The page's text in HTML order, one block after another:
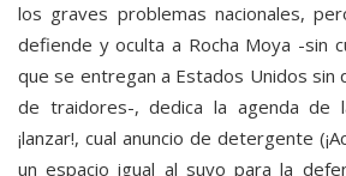
los graves problemas nacionales,
defiende y oculta a Rocha Moya -sin
que se entregan a Estados Unidos sin
de traidores-, dedica la agenda de
¡lanzar!, cual anuncio de detergente
un espacio igual al suyo para la